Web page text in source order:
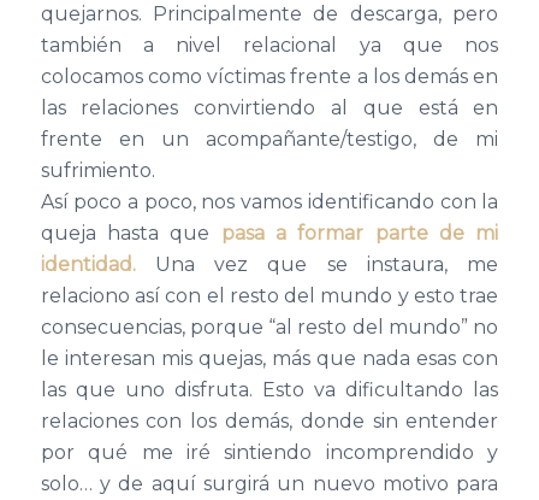
quejarnos. Principalmente de descarga, pero
también a nivel relacional ya que nos
colocamos como víctimas frente a los demás en
las relaciones convirtiendo al que está en
frente en un acompañante/testigo, de mi
sufrimiento.
Así poco a poco, nos vamos identificando con la
queja hasta que pasa a formar parte de mi
identidad.Una vez que se instaura, me
relaciono así con el resto del mundo y esto trae
consecuencias, porque “al resto del mundo” no
le interesan mis quejas, más que nada esas con
las que uno disfruta. Esto va dificultando las
relaciones con los demás, donde sin entender
por qué me iré sintiendo incomprendido y
solo… y de aquí surgirá un nuevo motivo para